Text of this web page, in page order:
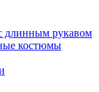
длинным рукавом
костюмы